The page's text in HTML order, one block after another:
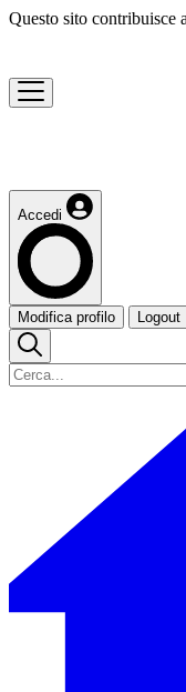
Questo sito contribuisce
Accedi
Modifica profilo Logout